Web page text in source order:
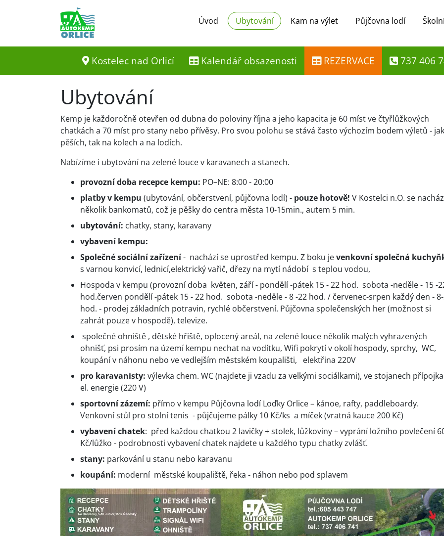
Úvod Ubytování Kam na výlet Půjčovna lodí
Kostelec nad Orlicí Kalendář obsazenosti REZERVACE 737 406
Ubytování
Kemp je každoročně otevřen od dubna do poloviny října a jeho kapacita je 60 míst ve čtyřlůžkových
chatkách a 70 míst pro stany nebo přívěsy. Pro svou polohu se stává často výchozím bodem výletů - jak
pěších, tak na kolech a na lodích.
Nabízíme i ubytování na zelené louce v karavanech a stanech.
provozní doba recepce kempu: PO–NE: 8:00 - 20:00
platby v kempu (ubytování, občerstvení, půjčovna lodí) - pouze hotově! V Kostelci n.O. se
několik bankomatů, což je pěšky do centra města 10-15min., autem 5 min.
ubytování: chatky, stany, karavany
vybavení kempu:
Společné sociální zařízení- nachází se uprostřed kempu. Z boku jevenkovní společná
s varnou konvicí, lednicí,elektrický vařič, dřezy na mytí nádobí s teplou vodou,
Hospoda v kempu (provozní doba květen, září - pondělí -pátek 15 - 22 hod. sobota -neděle - 15 -
hod.červen pondělí -pátek 15 - 22 hod. sobota -neděle - 8 -22 hod. / červenec-srpen každý den -
hod. - prodej základních potravin, rychlé občerstvení. Půjčovna společenských her (možnost si
zahrát pouze v hospodě), televize.
společné ohniště , dětské hřiště, oplocený areál, na zelené louce několik malých vyhrazených
ohnišť, psi prosím na území kempu nechat na vodítku, Wifi pokrytí v okolí hospody, sprchy, WC,
koupání v náhonu nebo ve vedlejším městském koupališti, elektřina 220V
pro karavanisty: výlevka chem. WC (najdete ji vzadu za velkými sociálkami), ve stojanech přípojka
el. energie (220 V)
sportovní zázemí: přímo v kempu Půjčovna lodí Loďky Orlice – kánoe, rafty, paddleboardy.
Venkovní stůl pro stolní tenis - půjčujeme pálky 10 Kč/ks a míček (vratná kauce 200 Kč)
vybavení chatek: před každou chatkou 2 lavičky + stolek, lůžkoviny – vyprání ložního povlečení
Kč/lůžko - podrobnosti vybavení chatek najdete u každého typu chatky zvlášť.
stany: parkování u stanu nebo karavanu
koupání: moderní městské koupaliště, řeka - náhon nebo pod splavem